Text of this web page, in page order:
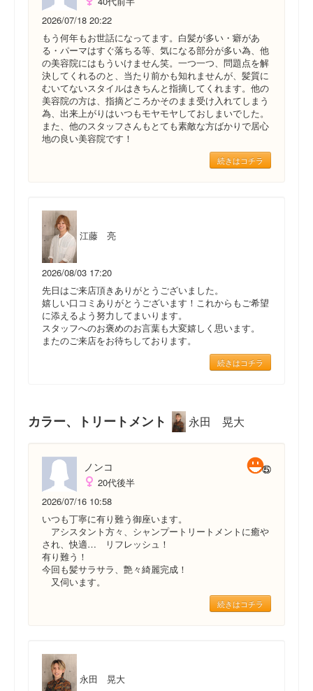
2026/07/18 20:22
もう何年もお世話になってます。白髪が多い・癖があ
る・パーマはすぐ落ちる等、気になる部分が多い為、他
の美容院にはもういけません笑。一つ一つ、問題点を解
決してくれるのと、当たり前かも知れませんが、髪質に
むいてないスタイルはきちんと指摘してくれます。他の
美容院の方は、指摘どころかそのまま受け入れてしまう
為、出来上がりはいつもモヤモヤしておしまいでした。
また、他のスタッフさんもとても素敵な方ばかりで居心
地の良い美容院です！
続きはコチラ
江藤 亮
2026/08/03 17:20
先日はご来店頂きありがとうございました。
嬉しい口コミありがとうございます！これからもご希望
に添えるよう努力してまいります。
スタッフへのお褒めのお言葉も大変嬉しく思います。
またのご来店をお待ちしております。
続きはコチラ
カラー、トリートメント 永田 晃大
ノンコ
20代後半
2026/07/16 10:58
いつも丁寧に有り難う御座います。
アシスタント方々、シャンプートリートメントに癒や
され、快適… リフレッシュ！
有り難う！
今回も髪サラサラ、艶々綺麗完成！
又伺います。
続きはコチラ
永田 晃大